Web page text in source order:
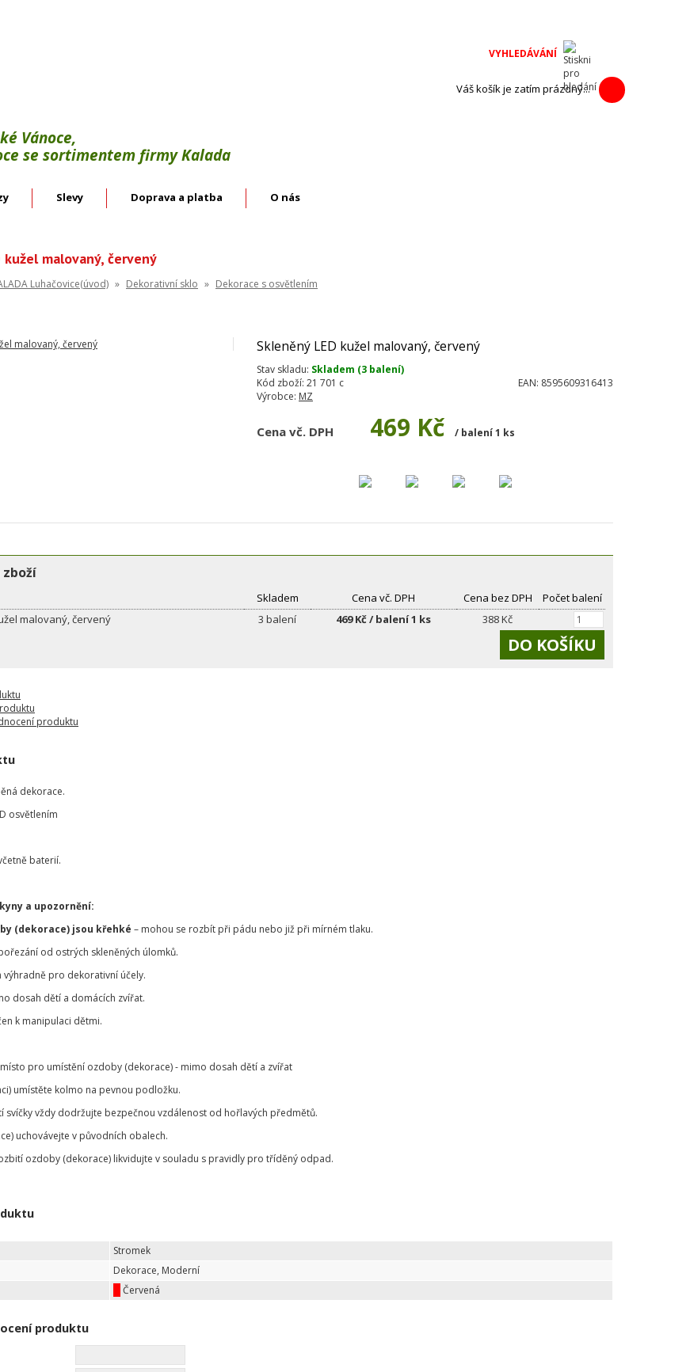
Vánoce,
se sortimentem firmy Kalada
Váš košík je zatím prázdný...
Slevy Doprava a platba O nás
kužel malovaný, červený
Luhačovice(úvod) » Dekorativní sklo » Dekorace s osvětlením
Skleněný LED kužel malovaný, červený
Stav skladu: Skladem (3 balení)
Kód zboží: 21 701 c EAN: 8595609316413
Výrobce: MZ
Cena vč. DPH 469 Kč / balení 1 ks
zboží
Skladem Cena vč. DPH Cena bez DPH
Počet balení
malovaný, červený
3 balení 469 Kč / balení 1 ks 388 Kč
produktu
dekorace.
osvětlením
baterií.
a upozornění:
(dekorace) jsou křehké – mohou se rozbít při pádu nebo již při mírném tlaku.
od ostrých skleněných úlomků.
pro dekorativní účely.
dosah dětí a domácích zvířat.
k manipulaci dětmi.
pro umístění ozdoby (dekorace) - mimo dosah dětí a zvířat
umístěte kolmo na pevnou podložku.
svíčky vždy dodržujte bezpečnou vzdálenost od hořlavých předmětů.
uchovávejte v původních obalech.
ozdoby (dekorace) likvidujte v souladu s pravidly pro tříděný odpad.
Stromek
Dekorace, Moderní
Červená
produktu